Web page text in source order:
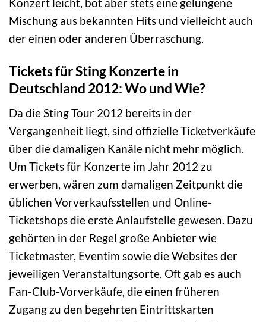
Konzert leicht, bot aber stets eine gelungene
Mischung aus bekannten Hits und vielleicht auch
der einen oder anderen Überraschung.
Tickets für Sting Konzerte in
Deutschland 2012: Wo und Wie?
Da die Sting Tour 2012 bereits in der
Vergangenheit liegt, sind offizielle Ticketverkäufe
über die damaligen Kanäle nicht mehr möglich.
Um Tickets für Konzerte im Jahr 2012 zu
erwerben, wären zum damaligen Zeitpunkt die
üblichen Vorverkaufsstellen und Online-
Ticketshops die erste Anlaufstelle gewesen. Dazu
gehörten in der Regel große Anbieter wie
Ticketmaster, Eventim sowie die Websites der
jeweiligen Veranstaltungsorte. Oft gab es auch
Fan-Club-Vorverkäufe, die einen früheren
Zugang zu den begehrten Eintrittskarten